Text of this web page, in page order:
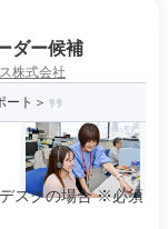
ダー候補
株式会社
ート＞
スクの場合 ※必須